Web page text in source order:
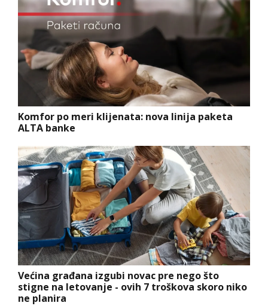
Komfor po meri klijenata: nova linija paketa
ALTA banke
Većina građana izgubi novac pre nego što
stigne na letovanje - ovih 7 troškova skoro niko
ne planira